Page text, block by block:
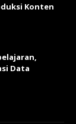
Konten
Data